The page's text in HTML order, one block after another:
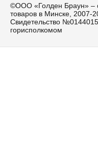
©ООО «Голден Браун» –
товаров в Минске,
Свидетельство
горисполкомом